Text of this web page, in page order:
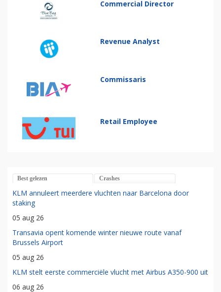
Commercial Director
Revenue Analyst
Commissaris
Retail Employee
Best gelezen Crashes
KLM annuleert meerdere vluchten naar Barcelona door
staking
05 aug 26
Transavia opent komende winter nieuwe route vanaf
Brussels Airport
05 aug 26
KLM stelt eerste commerciële vlucht met Airbus A350-900 uit
06 aug 26